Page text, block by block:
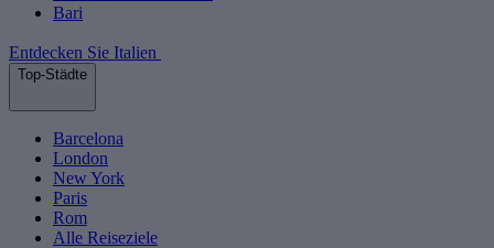
Bari
Entdecken Sie Italien
Top-Städte
Barcelona
London
New York
Paris
Rom
Alle Reiseziele